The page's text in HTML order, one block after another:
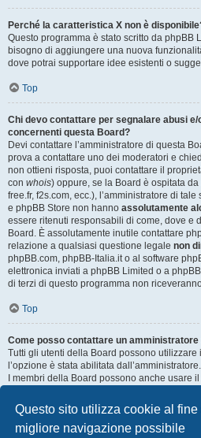
Questo sito utilizza cookie al fine
migliore navigazione possibile
Perché la caratteristica X non è
Questo programma è stato scritto da phpBB
bisogno di aggiungere una nuova
dove potrai supportare idee esistenti o
Top
Chi devo contattare per segnalare abusi e/
concernenti questa Board?
Devi contattare l’amministratore di questa
prova a contattare uno dei moderatori e
non ottieni risposta, puoi contattare il
con whois) oppure, se la Board è ospitata
free.fr, f2s.com, ecc.), l’amministratore di
e phpBB Store non hanno assolutamente
essere ritenuti responsabili di come, dove e
Board. È assolutamente inutile contattare
relazione a qualsiasi questione legale non
phpBB.com, phpBB-Italia.it o al software
elettronica inviati a phpBB Limited o a
di terzi di questo programma non
Top
Come posso contattare un amministratore
Tutti gli utenti della Board possono utilizzare
l’opzione è stata abilitata dall’amministratore.
I membri della Board possono anche usare
Top